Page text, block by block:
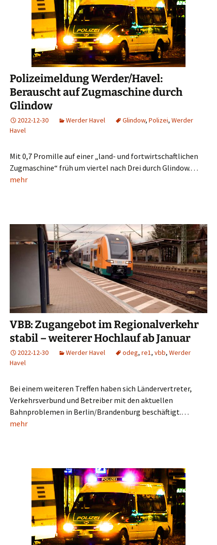
Polizeimeldung Werder/Havel:
Berauscht auf Zugmaschine durch
Glindow
2022-12-30 Werder Havel Glindow, Polizei, Werder
Havel
Mit 0,7 Promille auf einer „land- und fortwirtschaftlichen
Zugmaschine“ früh um viertel nach Drei durch Glindow.…
mehr
VBB: Zugangebot im Regionalverkehr
stabil – weiterer Hochlauf ab Januar
2022-12-30 Werder Havel odeg, re1, vbb, Werder
Havel
Bei einem weiteren Treffen haben sich Ländervertreter,
Verkehrsverbund und Betreiber mit den aktuellen
Bahnproblemen in Berlin/Brandenburg beschäftigt.…
mehr